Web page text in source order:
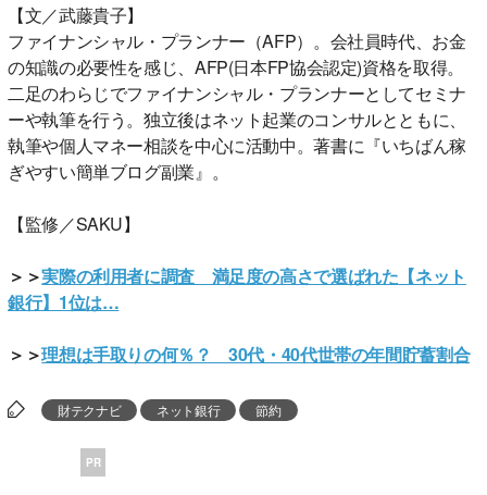
【文／武藤貴子】
ファイナンシャル・プランナー（AFP）。会社員時代、お金
の知識の必要性を感じ、AFP(日本FP協会認定)資格を取得。
二足のわらじでファイナンシャル・プランナーとしてセミナ
ーや執筆を行う。独立後はネット起業のコンサルとともに、
執筆や個人マネー相談を中心に活動中。著書に『いちばん稼
ぎやすい簡単ブログ副業』。
【監修／SAKU】
＞＞実際の利用者に調査 満足度の高さで選ばれた【ネット
銀行】1位は…
＞＞理想は手取りの何％？ 30代・40代世帯の年間貯蓄割合
財テクナビ ネット銀行 節約
PR